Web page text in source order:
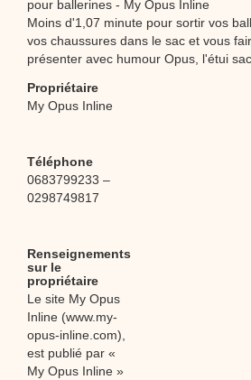
pour ballerines - My Opus Inline
Moins d'1,07 minute pour sortir vos
vos chaussures dans le sac et vous
présenter avec humour Opus, l'étui
Propriétaire
My Opus Inline
Téléphone
0683799233 –
0298749817
Renseignements
sur le
propriétaire
Le site My Opus
Inline (www.my-
opus-inline.com),
est publié par «
My Opus Inline »